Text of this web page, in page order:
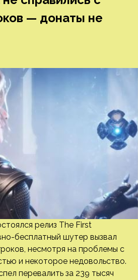
— донаты не
релиз The First
бесплатный шутер вызвал
несмотря на проблемы с
и некоторое недовольство.
перевалить за 239 тысяч